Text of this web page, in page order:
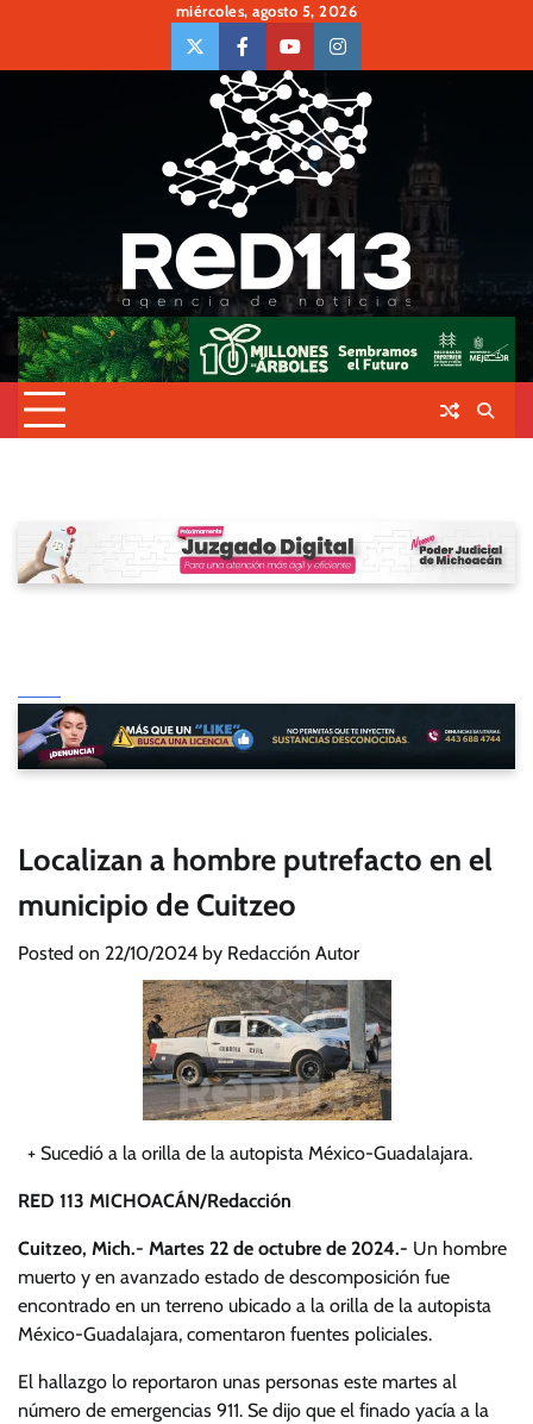
content
miércoles, agosto 5, 2026
twiter Face Youtubeinsta
Localizan a hombre putrefacto en el
municipio de Cuitzeo
Posted on 22/10/2024 by Redacción Autor
+ Sucedió a la orilla de la autopista México-Guadalajara.
RED 113 MICHOACÁN/Redacción
Cuitzeo, Mich.- Martes 22 de octubre de 2024.- Un hombre
muerto y en avanzado estado de descomposición fue
encontrado en un terreno ubicado a la orilla de la autopista
México-Guadalajara, comentaron fuentes policiales.
El hallazgo lo reportaron unas personas este martes al
número de emergencias 911. Se dijo que el finado yacía a la